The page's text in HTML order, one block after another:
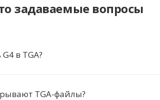
задаваемые вопросы
в TGA?
TGA-файлы?